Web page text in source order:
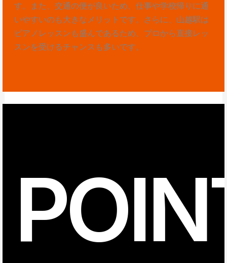
す。また、交通の便が良いため、仕事や学校帰りに通
いやすいのも大きなメリットです。さらに、山越駅は
ピアノレッスンも盛んであるため、プロから直接レッ
スンを受けるチャンスも多いです。